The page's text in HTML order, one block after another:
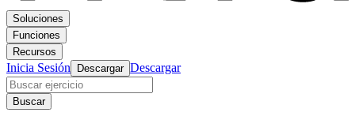
Soluciones
Funciones
Recursos
Inicia Sesión Descargar Descargar
Buscar